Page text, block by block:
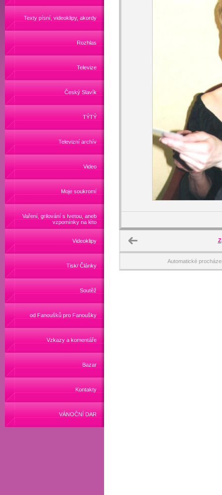
Texty písní, videoklipy, akordy
Rozhlas
Televize
Český Slavík
TÝTÝ
Televizní archív
Video
Moje soukromí
Vaření, grilování s Ivetou, aneb
vzpomínky na léto
Videoklipy
Tisk/ Články
Soutěž
od Fanoušků pro Fanoušky
Vzkazy a komentáře
Bazar
Kontakty
VÁNOČNÍ DAR
Automatické